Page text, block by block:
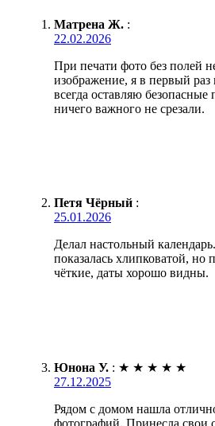
Матрена Ж. :
22.02.2026
При печати фото без полей
изображение, я в первый раз
всегда оставляю безопасные
ничего важного не срезали.
Петя Чёрный :
25.01.2026
Делал настольный
показалась хлипковатой, но
чёткие, даты хорошо видны.
Юнона У. : ★ ★ ★ ★ ★
27.12.2025
Рядом с домом нашла
фотографий. Принесла свои